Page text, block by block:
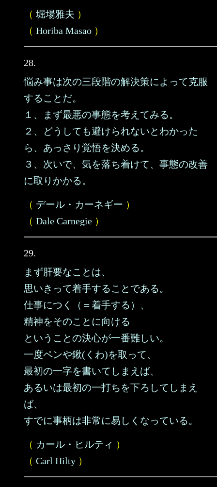
（ 堀場雅夫 ）
（ Horiba Masao ）
28.
悩み事は次の三段階の解決策によって克服
することだ。
１、まず最悪の事態を考えてみる。
２、どうしても避けられないとわかった
ら、あっさり覚悟を決める。
３、次いで、気を落ち着けて、事態の改善
に取りかかる。
（ デール・カーネギー ）
（ Dale Carnegie ）
29.
まず肝要なことは、
思いきって着手することである。
仕事につく（＝着手する）、
精神をそのことに向ける
ということの決心が一番難しい。
一度ペンや鍬(くわ)を取って、
最初の一字を書いてしまえば、
あるいは最初の一打ちを下ろしてしまえ
ば、
すでに事柄は非常に易しくなっている。
（ カール・ヒルティ ）
（ Carl Hilty ）